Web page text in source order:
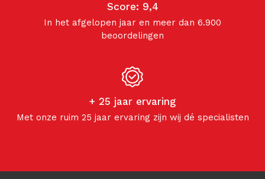
Score: 9,4
In het afgelopen jaar en meer dan 6.900
beoordelingen
+ 25 jaar ervaring
Met onze ruim 25 jaar ervaring zijn wij dé specialisten